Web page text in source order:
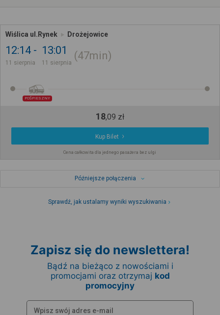
Wiślica ul.Rynek Drożejowice
12:14
11 sierpnia
13:01
11 sierpnia
47min
POŚPIESZNY
18,09 zł
Kup Bilet
Cena całkowita dla jednego pasażera bez ulgi
Późniejsze połączenia
Sprawdź, jak ustalamy wyniki wyszukiwania
Zapisz się do newslettera!
Bądź na bieżąco z nowościami i
promocjami oraz otrzymaj kod
promocyjny